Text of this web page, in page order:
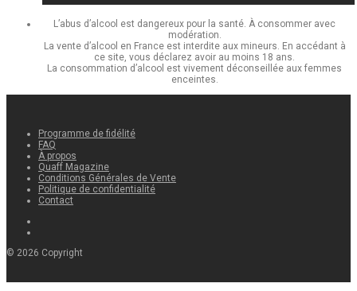
L’abus d’alcool est dangereux pour la santé. À consommer avec
modération.
La vente d’alcool en France est interdite aux mineurs. En accédant à
ce site, vous déclarez avoir au moins 18 ans.
La consommation d’alcool est vivement déconseillée aux femmes
enceintes.
Programme de fidélité
FAQ
À propos
Quaff Magazine
Conditions Générales de Vente
Politique de confidentialité
Contact
© 2026 Copyright